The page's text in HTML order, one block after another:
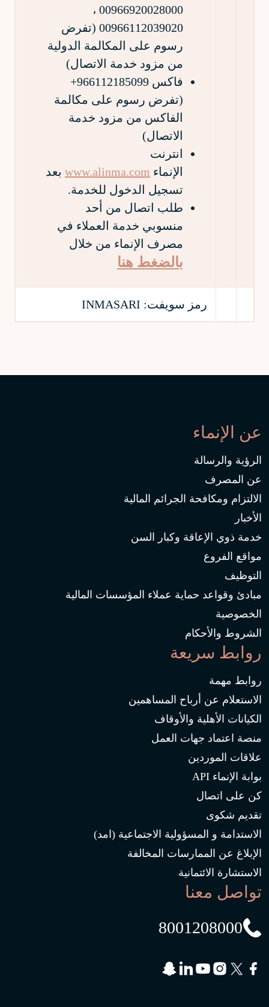
00966920028000 ،
00966112039020 (تفرض
رسوم على المكالمة الدولية
من مزود خدمة الاتصال)
فاكس 966112185099+
(تفرض رسوم على مكالمة
الفاكس من مزود خدمة
الاتصال)
انترنت
الإنماء www.alinma.com بعد
تسجيل الدخول للخدمة.
طلب اتصال من أحد
منسوبي خدمة العملاء في
مصرف الإنماء من خلال
بالضغط هنا
رمز سويفت: INMASARI
عن الإنماء
الرؤية والرسالة
عن المصرف
الالتزام ومكافحة الجرائم المالية
الأخبار
خدمة ذوي الإعاقة وكبار السن
مواقع الفروع
التوظيف
مبادئ وقواعد حماية عملاء المؤسسات المالية
الخصوصية
الشروط والأحكام
روابط سريعة
روابط مهمة
الاستعلام عن أرباح المساهمين
الكيانات الأهلية والأوقاف
منصة اعتماد جهات العمل
علاقات الموردين
بوابة الإنماء API
كن على اتصال
تقديم شكوى
الاستدامة و المسؤولية الاجتماعية (امد)
الإبلاغ عن الممارسات المخالفة
الاستشارة الائتمانية
تواصل معنا
8001208000